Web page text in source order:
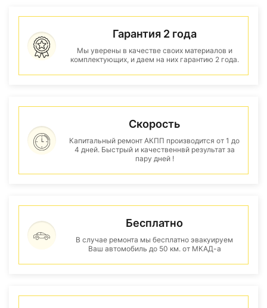
Гарантия 2 года
Мы уверены в качестве своих материалов и
комплектующих, и даем на них гарантию 2 года.
Скорость
Капитальный ремонт АКПП производится от 1 до
4 дней. Быстрый и качественнвй результат за
пару дней !
Бесплатно
В случае ремонта мы бесплатно эвакуируем
Ваш автомобиль до 50 км. от МКАД-а